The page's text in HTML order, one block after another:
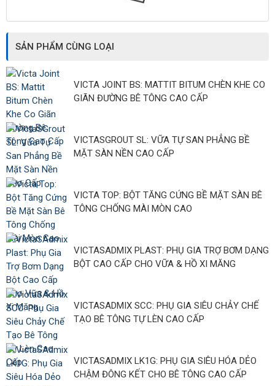
SẢN PHẨM CÙNG LOẠI
VICTA JOINT BS: MATTIT BITUM CHÈN KHE CO
GIÃN ĐƯỜNG BÊ TÔNG CAO CẤP
VICTASGROUT SL: VỮA TỰ SAN PHẲNG BỀ
MẶT SÀN NỀN CAO CẤP
VICTA TOP: BỘT TĂNG CỨNG BỀ MẶT SÀN BÊ
TÔNG CHỐNG MÀI MÒN CAO
VICTASADMIX PLAST: PHỤ GIA TRỢ BƠM DẠNG
BỘT CAO CẤP CHO VỮA & HỒ XI MĂNG
VICTASADMIX SCC: PHỤ GIA SIÊU CHẢY CHẾ
TẠO BÊ TÔNG TỰ LÈN CAO CẤP
VICTASADMIX LK1G: PHỤ GIA SIÊU HÓA DẺO
CHẬM ĐÔNG KẾT CHO BÊ TÔNG CAO CẤP